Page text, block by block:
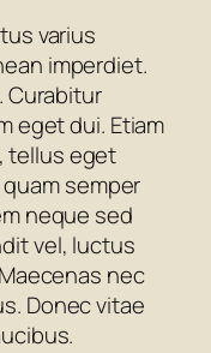
varius
imperdiet.
Curabitur
eget dui. Etiam
tellus eget
semper
neque sed
vel, luctus
nec
Donec vitae